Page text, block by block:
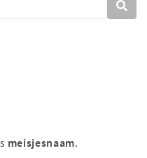
meisjesnaam.